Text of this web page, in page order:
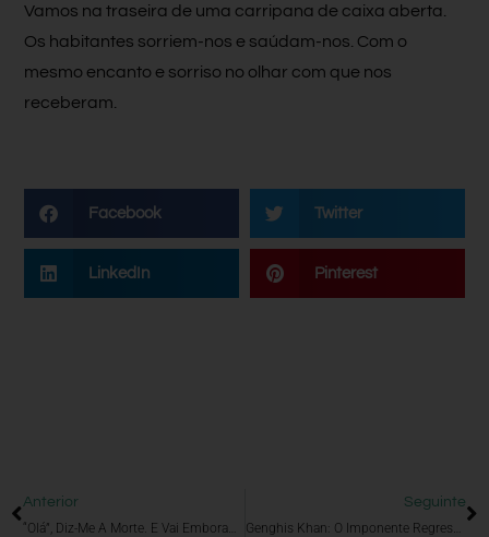
Vamos na traseira de uma carripana de caixa aberta.
Os habitantes sorriem-nos e saúdam-nos. Com o
mesmo encanto e sorriso no olhar com que nos
receberam.
Facebook Twitter
LinkedIn Pinterest
Anterior
“Olá”, Diz-Me A Morte. E Vai Embora…
Seguinte